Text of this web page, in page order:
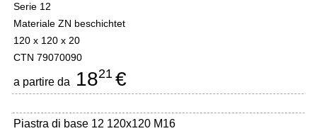
Serie 12
Materiale ZN beschichtet
120 x 120 x 20
CTN 79070090
a partire da 1821 €
Piastra di base 12 120x120 M16